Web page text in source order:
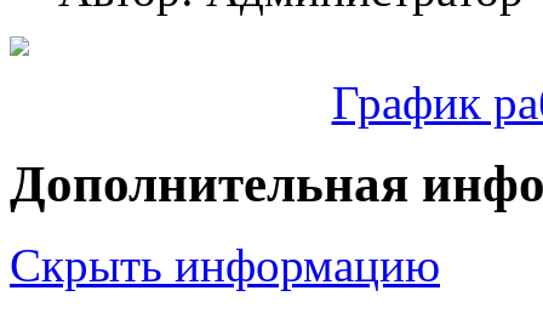
График
Дополнительная
Скрыть информацию